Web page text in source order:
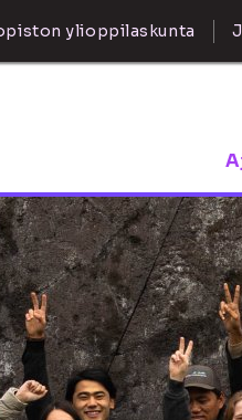
ylioppilaskunta